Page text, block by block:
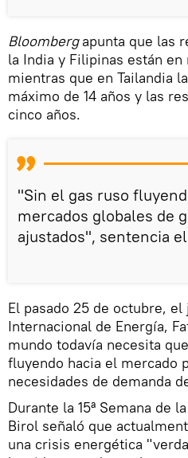
Bloombergapunta que las
la India y Filipinas están
mientras que en Tailandia
máximo de 14 años y las
cinco años.
"Sin el gas ruso
mercados globales de
ajustados", sentencia
El pasado 25 de octubre,
Internacional de Energía,
mundo todavía necesita
fluyendo hacia el mercado
necesidades de demanda
Durante la 15ª Semana de
Birol señaló que
una crisis energética